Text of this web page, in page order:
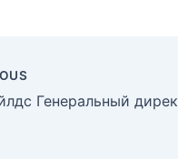
Генеральный